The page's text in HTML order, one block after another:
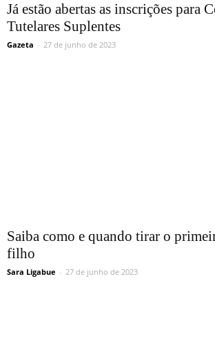
Já estão abertas as inscrições para
Tutelares Suplentes
Gazeta - 27 de junho de 2023
Saiba como e quando tirar o
filho
Sara Ligabue - 27 de junho de 2023